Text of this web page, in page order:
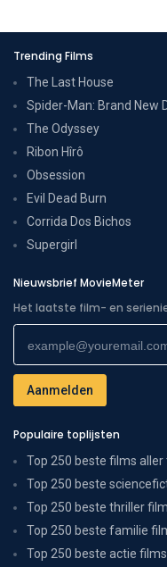
Trending Films
The Last House
Spider-Man: Brand New
The Odyssey
Ribon Hîrô
Obsession
Evil Dead Burn
Corrida Dos Bichos
Supergirl
Nieuwsbrief MovieMeter
Het laatste film- en
Populaire toplijsten
Top 250 beste films aller
Top 250 beste
Top 250 beste thriller
Top 250 beste familie
Top 250 beste actie